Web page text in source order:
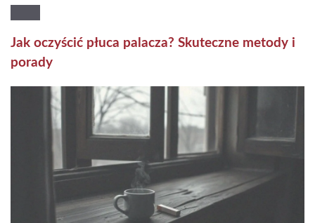
Jak oczyścić płuca palacza? Skuteczne metody i
porady